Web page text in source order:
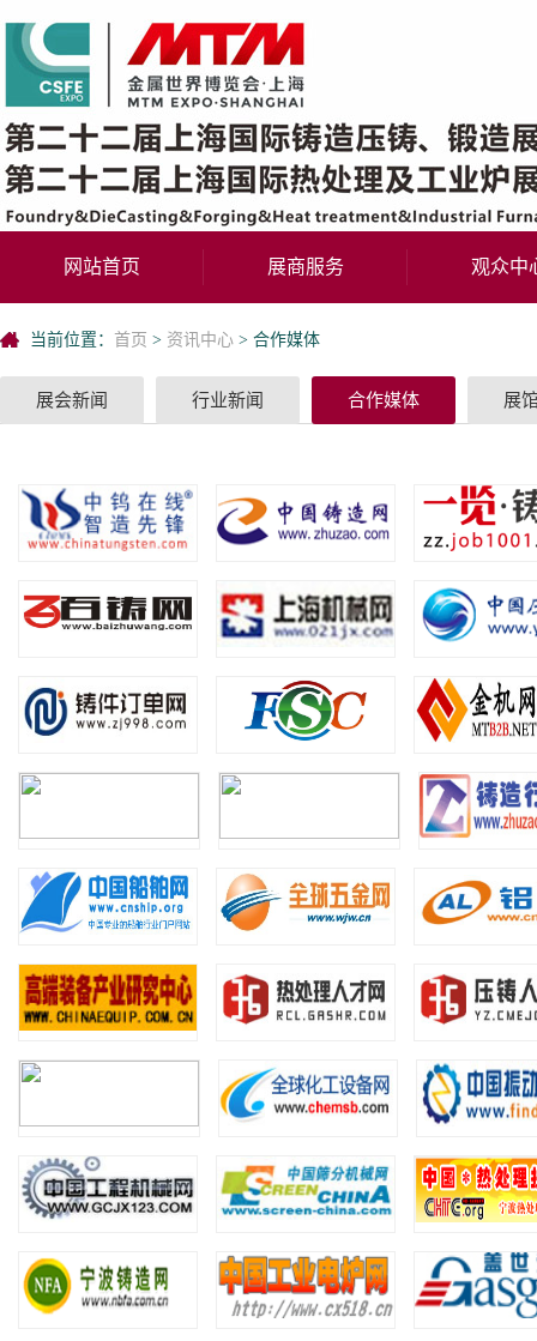
网站首页 展商服务 观众中
当前位置： 首页 > 资讯中心 > 合作媒体
展会新闻 行业新闻 合作媒体 展